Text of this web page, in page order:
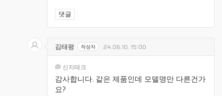
댓글
김태평 작성자 24.06.10. 15:00
신지테크
감사합니다. 같은 제품인데 모델명만 다른건가
요?